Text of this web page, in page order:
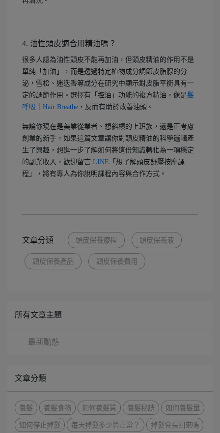
4. 油性頭皮適合用精油嗎？
很多人認為油性頭皮不能再加油，但頭皮精油的作用不是
單純「加油」，而是透過特定植物成分調節皮脂腺的分
泌，雪松、迷迭香等成分在研究中顯示對皮脂平衡具有一
定的調節作用。選擇有「控油」功能的複方精油，像是髮
呼吸｜Hair Breathe ，反而有助於改善油頭。
無論你現在是美業從業者、想斜槓的上班族，還是正考慮
創業的新手，如果這篇文章讓你對頭皮精油的科學邏輯產
生了興趣，想進一步了解如何將這份知識轉化為一項穩定
的副業收入，歡迎留言 LINE 「想了解頭皮舒壓按摩課
程」，將有專人為你說明課程內容與合作方式。
文章分類 頭皮保養療程 頭皮保養液
頭皮保養產品 頭皮保養費用
所有文章主題
最新動態
文章分類
養髮 養髮食物 如何養髮質 養髮秘訣
如何養髮量
如何停止掉髮
每天掉髮多少算正常？ 掉髮會長回來嗎